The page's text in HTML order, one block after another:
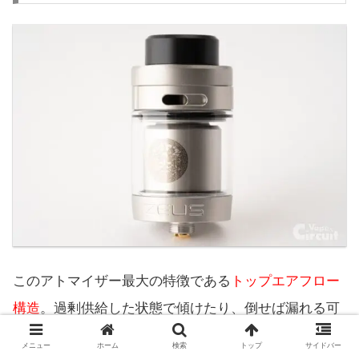
このアトマイザー最大の特徴である トップエアフロー
構造。過剰供給した状態で傾けたり、倒せば漏れる可
能性はあるので「絶対漏れない」訳ではありません
メニュー ホーム 検索 トップ サイドバー